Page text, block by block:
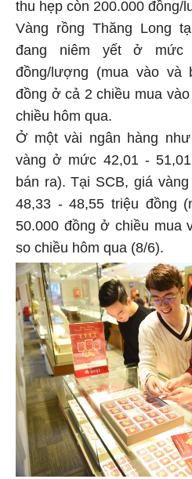
thu hẹp còn 200.000 đồng/
Vàng rồng Thăng Long
đang niêm yết ở mức
đồng/lượng (mua vào và
đồng ở cả 2 chiều mua
chiều hôm qua.
Ở một vài ngân hàng
vàng ở mức 42,01 -
bán ra). Tại SCB, giá
48,33 - 48,55 triệu đồng
50.000 đồng ở chiều mua
so chiều hôm qua (8/6).